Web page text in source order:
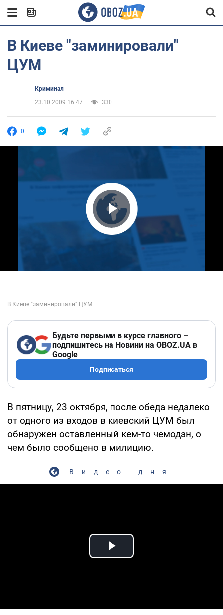
В Киеве "заминировали"
ЦУМ
Криминал
23.10.2009 16:47
330
0
Play Video
Будьте первыми в курсе главного –
подпишитесь на Новини на OBOZ.UA в
Google
Подписаться
В пятницу, 23 октября, после обеда недалеко
от одного из входов в киевский ЦУМ был
обнаружен оставленный кем-то чемодан, о
чем было сообщено в милицию.
Видео дня
Play Video